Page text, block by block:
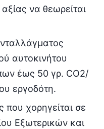
να θεωρείται
αυτοκινήτου
έως 50 γρ. CO2/
εργοδότη.
χορηγείται σε
Εξωτερικών και